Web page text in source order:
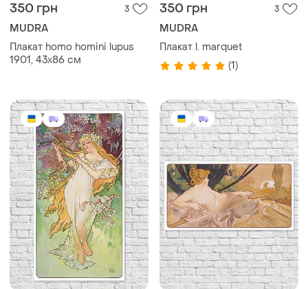
350 грн 3
MUDRA
Плакат homo homini lupus
1901, 43х86 см
350 грн 3
MUDRA
Плакат l. marquet
(1)